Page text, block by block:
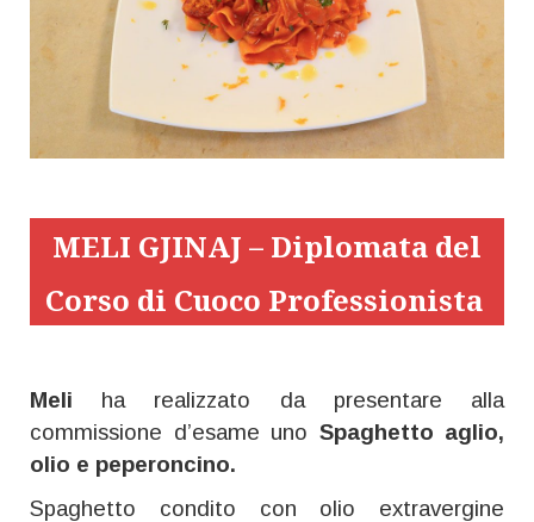
MELI GJINAJ – Diplomata del
Corso di Cuoco Professionista
Meli ha realizzato da presentare alla
commissione d’esame uno Spaghetto aglio,
olio e peperoncino.
Spaghetto condito con olio extravergine